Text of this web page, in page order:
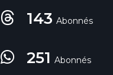
143 Abonnés
251 Abonnés